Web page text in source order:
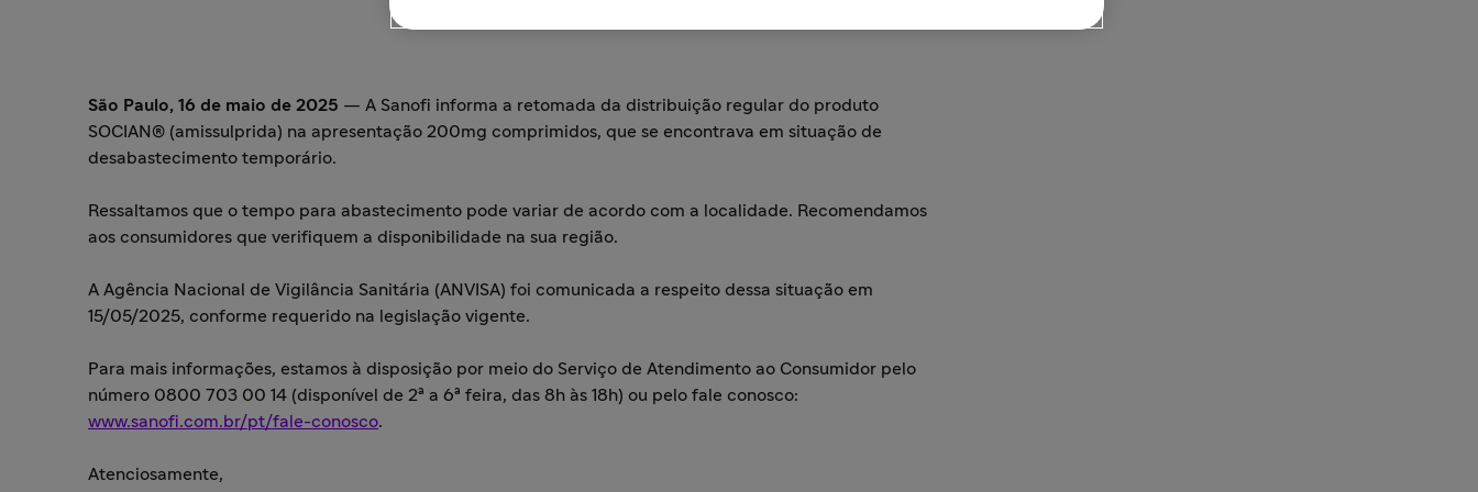
São Paulo, 16 de maio de 2025 — A Sanofi informa a retomada da distribuição regular do produto
SOCIAN® (amissulprida) na apresentação 200mg comprimidos, que se encontrava em situação de
desabastecimento temporário.
Ressaltamos que o tempo para abastecimento pode variar de acordo com a localidade. Recomendamos
aos consumidores que verifiquem a disponibilidade na sua região.
A Agência Nacional de Vigilância Sanitária (ANVISA) foi comunicada a respeito dessa situação em
15/05/2025, conforme requerido na legislação vigente.
Para mais informações, estamos à disposição por meio do Serviço de Atendimento ao Consumidor pelo
número 0800 703 00 14 (disponível de 2ª a 6ª feira, das 8h às 18h) ou pelo fale conosco:
www.sanofi.com.br/pt/fale-conosco.
Atenciosamente,